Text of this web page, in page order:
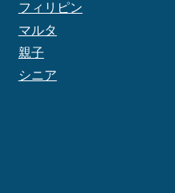
フィリピン
マルタ
親子
シニア